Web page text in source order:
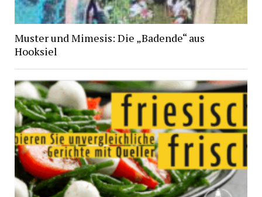
Muster und Mimesis: Die „Badende“ aus
Hooksiel